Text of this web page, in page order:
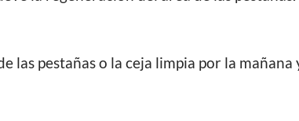
las pestañas o la ceja limpia por la mañana